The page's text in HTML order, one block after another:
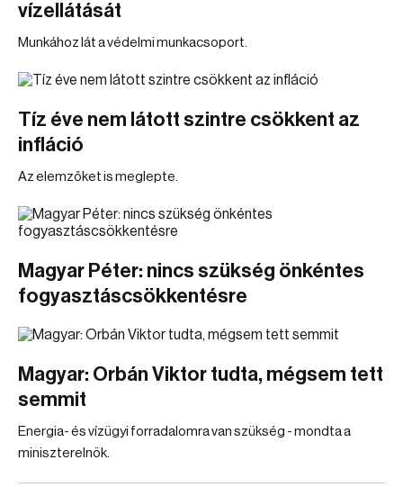
vízellátását
Munkához lát a védelmi munkacsoport.
Tíz éve nem látott szintre csökkent az
infláció
Az elemzőket is meglepte.
Magyar Péter: nincs szükség önkéntes
fogyasztáscsökkentésre
Magyar: Orbán Viktor tudta, mégsem tett
semmit
Energia- és vízügyi forradalomra van szükség - mondta a
miniszterelnök.